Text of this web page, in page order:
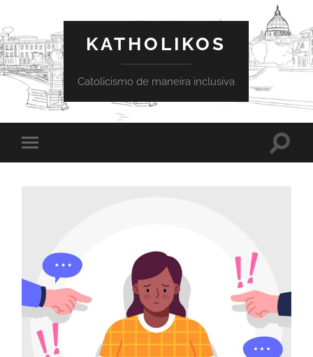
KATHOLIKOS
Catolicismo de maneira inclusiva
Toggle
mobile
Toggle